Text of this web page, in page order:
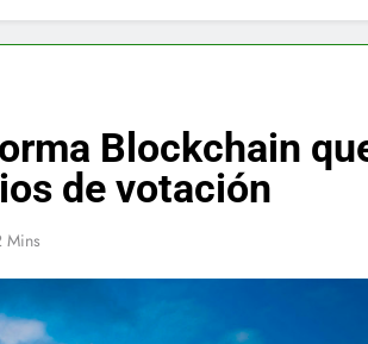
Blockchain
de votación
Mins